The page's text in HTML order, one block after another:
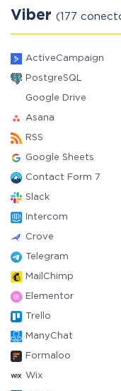
Viber (177
ActiveCampaign
PostgreSQL
Google Drive
Asana
RSS
Google Sheets
Contact Form 7
Slack
Intercom
Crove
Telegram
MailChimp
Elementor
Trello
ManyChat
Formaloo
Wix